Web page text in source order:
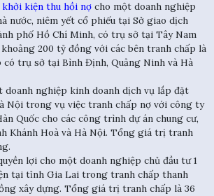
khởi kiện thu hồi nợcho một doanh nghiệp
nước, niêm yết cổ phiếu tại Sở giao dịch
phố Hồ Chí Minh, có trụ sở tại Tây Nam
200 tỷ đồng với các bên tranh chấp là
có trụ sở tại Bình Định, Quảng Ninh và Hà
doanh nghiệp kinh doanh dịch vụ lắp đặt
Nội trong vụ việc tranh chấp nợ với công ty
Quốc cho các công trình dự án chung cư,
Khánh Hoà và Hà Nội. Tổng giá trị tranh
lợi cho một doanh nghiệp chủ đầu tư 1
tại tỉnh Gia Lai trong tranh chấp thanh
xây dựng. Tổng giá trị tranh chấp là 36